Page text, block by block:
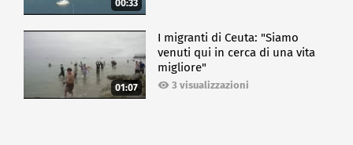
00:33
01:07
I migranti di Ceuta: "Siamo
venuti qui in cerca di una vita
migliore"
3 visualizzazioni